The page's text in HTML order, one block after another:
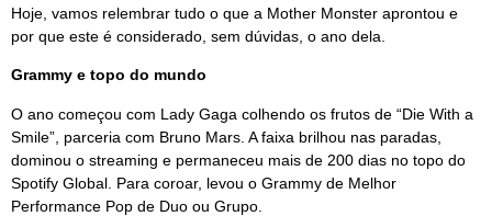
Hoje, vamos relembrar tudo o que a Mother Monster aprontou e
por que este é considerado, sem dúvidas, o ano dela.
Grammy e topo do mundo
O ano começou com Lady Gaga colhendo os frutos de “Die With a
Smile”, parceria com Bruno Mars. A faixa brilhou nas paradas,
dominou o streaming e permaneceu mais de 200 dias no topo do
Spotify Global. Para coroar, levou o Grammy de Melhor
Performance Pop de Duo ou Grupo.